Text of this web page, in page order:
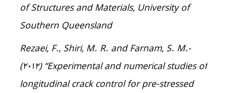
of Structures and Materials, University of
Southern Queensland
-Rezaei, F., Shiri, M. R. and Farnam, S. M.
(2012) “Experimental and numerical studies of
longitudinal crack control for pre-stressed